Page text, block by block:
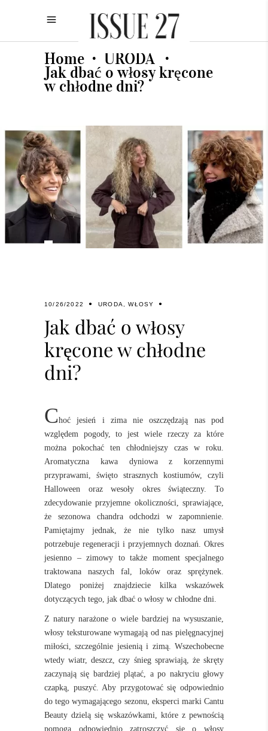
Home • URODA •
Jak dbać o włosy kręcone
w chłodne dni?
10/26/2022 URODA,WŁOSY
Jak dbać o włosy
kręcone w chłodne
dni?
Choć jesień i zima nie oszczędzają nas pod
względem pogody, to jest wiele rzeczy za które
można pokochać ten chłodniejszy czas w roku.
Aromatyczna kawa dyniowa z korzennymi
przyprawami, święto strasznych kostiumów, czyli
Halloween oraz wesoły okres świąteczny. To
zdecydowanie przyjemne okoliczności, sprawiające,
że sezonowa chandra odchodzi w zapomnienie.
Pamiętajmy jednak, że nie tylko nasz umysł
potrzebuje regeneracji i przyjemnych doznań. Okres
jesienno – zimowy to także moment specjalnego
traktowana naszych fal, loków oraz sprężynek.
Dlatego poniżej znajdziecie kilka wskazówek
dotyczących tego, jak dbać o włosy w chłodne dni.
Z natury narażone o wiele bardziej na wysuszanie,
włosy teksturowane wymagają od nas pielęgnacyjnej
miłości, szczególnie jesienią i zimą. Wszechobecne
wtedy wiatr, deszcz, czy śnieg sprawiają, że skręty
zaczynają się bardziej plątać, a po nakryciu głowy
czapką, puszyć. Aby przygotować się odpowiednio
do tego wymagającego sezonu, eksperci marki Cantu
Beauty dzielą się wskazówkami, które z pewnością
pomogą odpowiednio zatroszczyć się o włosy